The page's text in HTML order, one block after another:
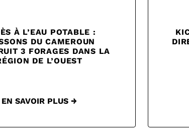
À L’EAU POTABLE :
DU CAMEROUN
3 FORAGES DANS LA
DE L’OUEST
EN SAVOIR PLUS →